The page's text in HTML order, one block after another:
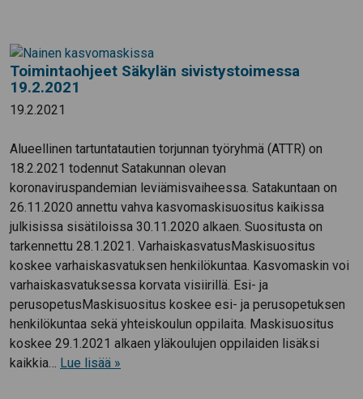
Toimintaohjeet Säkylän sivistystoimessa
19.2.2021
19.2.2021
Alueellinen tartuntatautien torjunnan työryhmä (ATTR) on
18.2.2021 todennut Satakunnan olevan
koronaviruspandemian leviämisvaiheessa. Satakuntaan on
26.11.2020 annettu vahva kasvomaskisuositus kaikissa
julkisissa sisätiloissa 30.11.2020 alkaen. Suositusta on
tarkennettu 28.1.2021. VarhaiskasvatusMaskisuositus
koskee varhaiskasvatuksen henkilökuntaa. Kasvomaskin voi
varhaiskasvatuksessa korvata visiirillä. Esi- ja
perusopetusMaskisuositus koskee esi- ja perusopetuksen
henkilökuntaa sekä yhteiskoulun oppilaita. Maskisuositus
koskee 29.1.2021 alkaen yläkoulujen oppilaiden lisäksi
kaikkia… Lue lisää »